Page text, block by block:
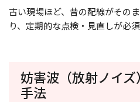
古い現場ほど、昔の配線がその
り、定期的な点検・見直しが必須
妨害波（放射ノイ
手法